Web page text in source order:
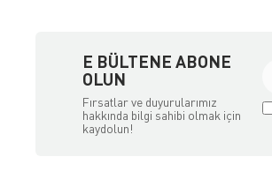
E BÜLTENE ABONE
OLUN
Fırsatlar ve duyurularımız
hakkında bilgi sahibi olmak için
kaydolun!